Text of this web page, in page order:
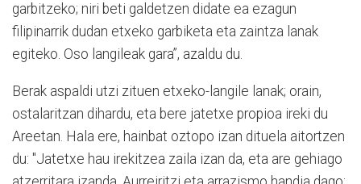
garbitzeko; niri beti galdetzen didate ea ezagun
filipinarrik dudan etxeko garbiketa eta zaintza lanak
egiteko. Oso langileak gara”, azaldu du.
Berak aspaldi utzi zituen etxeko-langile lanak; orain,
ostalaritzan dihardu, eta bere jatetxe propioa ireki du
Areetan. Hala ere, hainbat oztopo izan dituela aitortzen
du: "Jatetxe hau irekitzea zaila izan da, eta are gehiago